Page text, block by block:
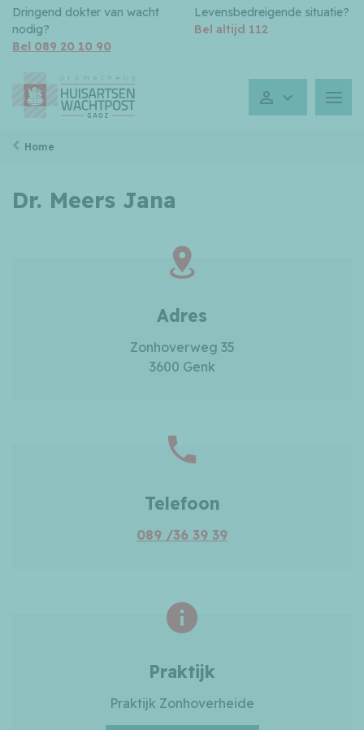
Dringend dokter van wacht
nodig?
Bel 089 20 10 90
Levensbedreigende situatie?
Bel altijd 112
GeslotenMenu
Home
Dr. Meers Jana
Adres
Zonhoverweg 35
3600 Genk
Telefoon
089 /36 39 39
Praktijk
Praktijk Zonhoverheide